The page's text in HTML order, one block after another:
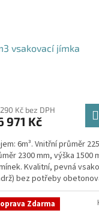
vsakovací jímka
Kč bez DPH
971 Kč
6m³. Vnitřní průměr
2300 mm, výška 1500
Kvalitní, pevná
bez potřeby
a odtoku +...
Zdarma